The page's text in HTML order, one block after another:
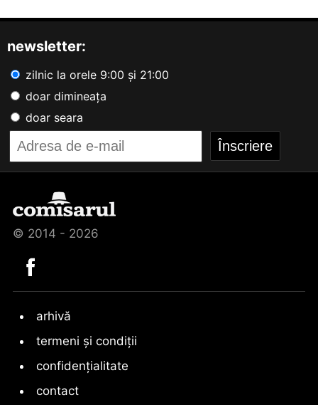
newsletter:
zilnic la orele 9:00 și 21:00
doar dimineața
doar seara
© 2014 - 2026
arhivă
termeni și condiții
confidențialitate
contact